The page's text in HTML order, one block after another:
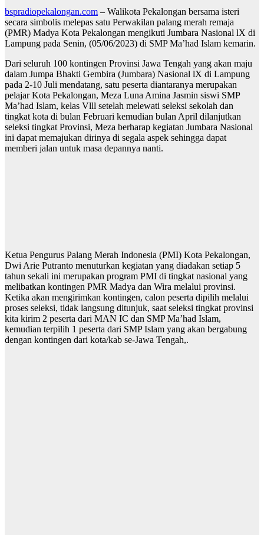
bspradiopekalongan.com – Walikota Pekalongan bersama isteri
secara simbolis melepas satu Perwakilan palang merah remaja
(PMR) Madya Kota Pekalongan mengikuti Jumbara Nasional lX di
Lampung pada Senin, (05/06/2023) di SMP Ma’had Islam kemarin.
Dari seluruh 100 kontingen Provinsi Jawa Tengah yang akan maju
dalam Jumpa Bhakti Gembira (Jumbara) Nasional lX di Lampung
pada 2-10 Juli mendatang, satu peserta diantaranya merupakan
pelajar Kota Pekalongan, Meza Luna Amina Jasmin siswi SMP
Ma’had Islam, kelas Vlll setelah melewati seleksi sekolah dan
tingkat kota di bulan Februari kemudian bulan April dilanjutkan
seleksi tingkat Provinsi, Meza berharap kegiatan Jumbara Nasional
ini dapat memajukan dirinya di segala aspek sehingga dapat
memberi jalan untuk masa depannya nanti.
Ketua Pengurus Palang Merah Indonesia (PMI) Kota Pekalongan,
Dwi Arie Putranto menuturkan kegiatan yang diadakan setiap 5
tahun sekali ini merupakan program PMI di tingkat nasional yang
melibatkan kontingen PMR Madya dan Wira melalui provinsi.
Ketika akan mengirimkan kontingen, calon peserta dipilih melalui
proses seleksi, tidak langsung ditunjuk, saat seleksi tingkat provinsi
kita kirim 2 peserta dari MAN IC dan SMP Ma’had Islam,
kemudian terpilih 1 peserta dari SMP Islam yang akan bergabung
dengan kontingen dari kota/kab se-Jawa Tengah,.